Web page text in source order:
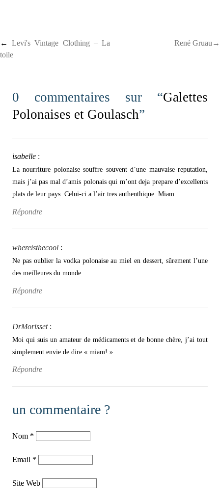
Post navigation
←
Levi's Vintage Clothing – La
toile
René Gruau→
0 commentaires sur “Galettes
Polonaises et Goulasch”
isabelle :
La nourriture polonaise souffre souvent d’une mauvaise reputation,
mais j’ai pas mal d’amis polonais qui m’ont deja prepare d’excellents
plats de leur pays. Celui-ci a l’air tres authenthique. Miam.
Répondre
whereisthecool :
Ne pas oublier la vodka polonaise au miel en dessert, sûrement l’une
des meilleures du monde..
Répondre
DrMorisset :
Moi qui suis un amateur de médicaments et de bonne chère, j’ai tout
simplement envie de dire « miam! ».
Répondre
un commentaire ?
Nom *
Email *
Site Web